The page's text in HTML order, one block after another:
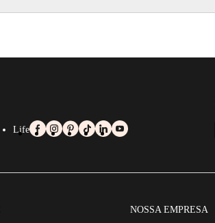
Life
NOSSA EMPRESA